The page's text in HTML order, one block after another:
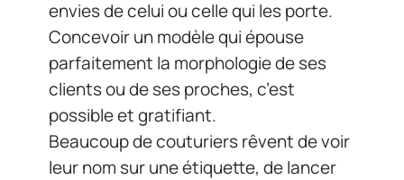
envies de celui ou celle qui les porte.
Concevoir un modèle qui épouse
parfaitement la morphologie de ses
clients ou de ses proches, c’est
possible et gratifiant.
Beaucoup de couturiers rêvent de voir
leur nom sur une étiquette, de lancer